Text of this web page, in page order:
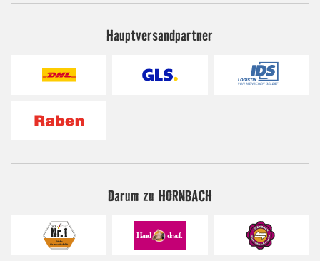
Hauptversandpartner
Darum zu HORNBACH